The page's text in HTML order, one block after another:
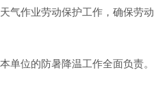
气作业劳动保护工作，确保劳动
单位的防暑降温工作全面负责。